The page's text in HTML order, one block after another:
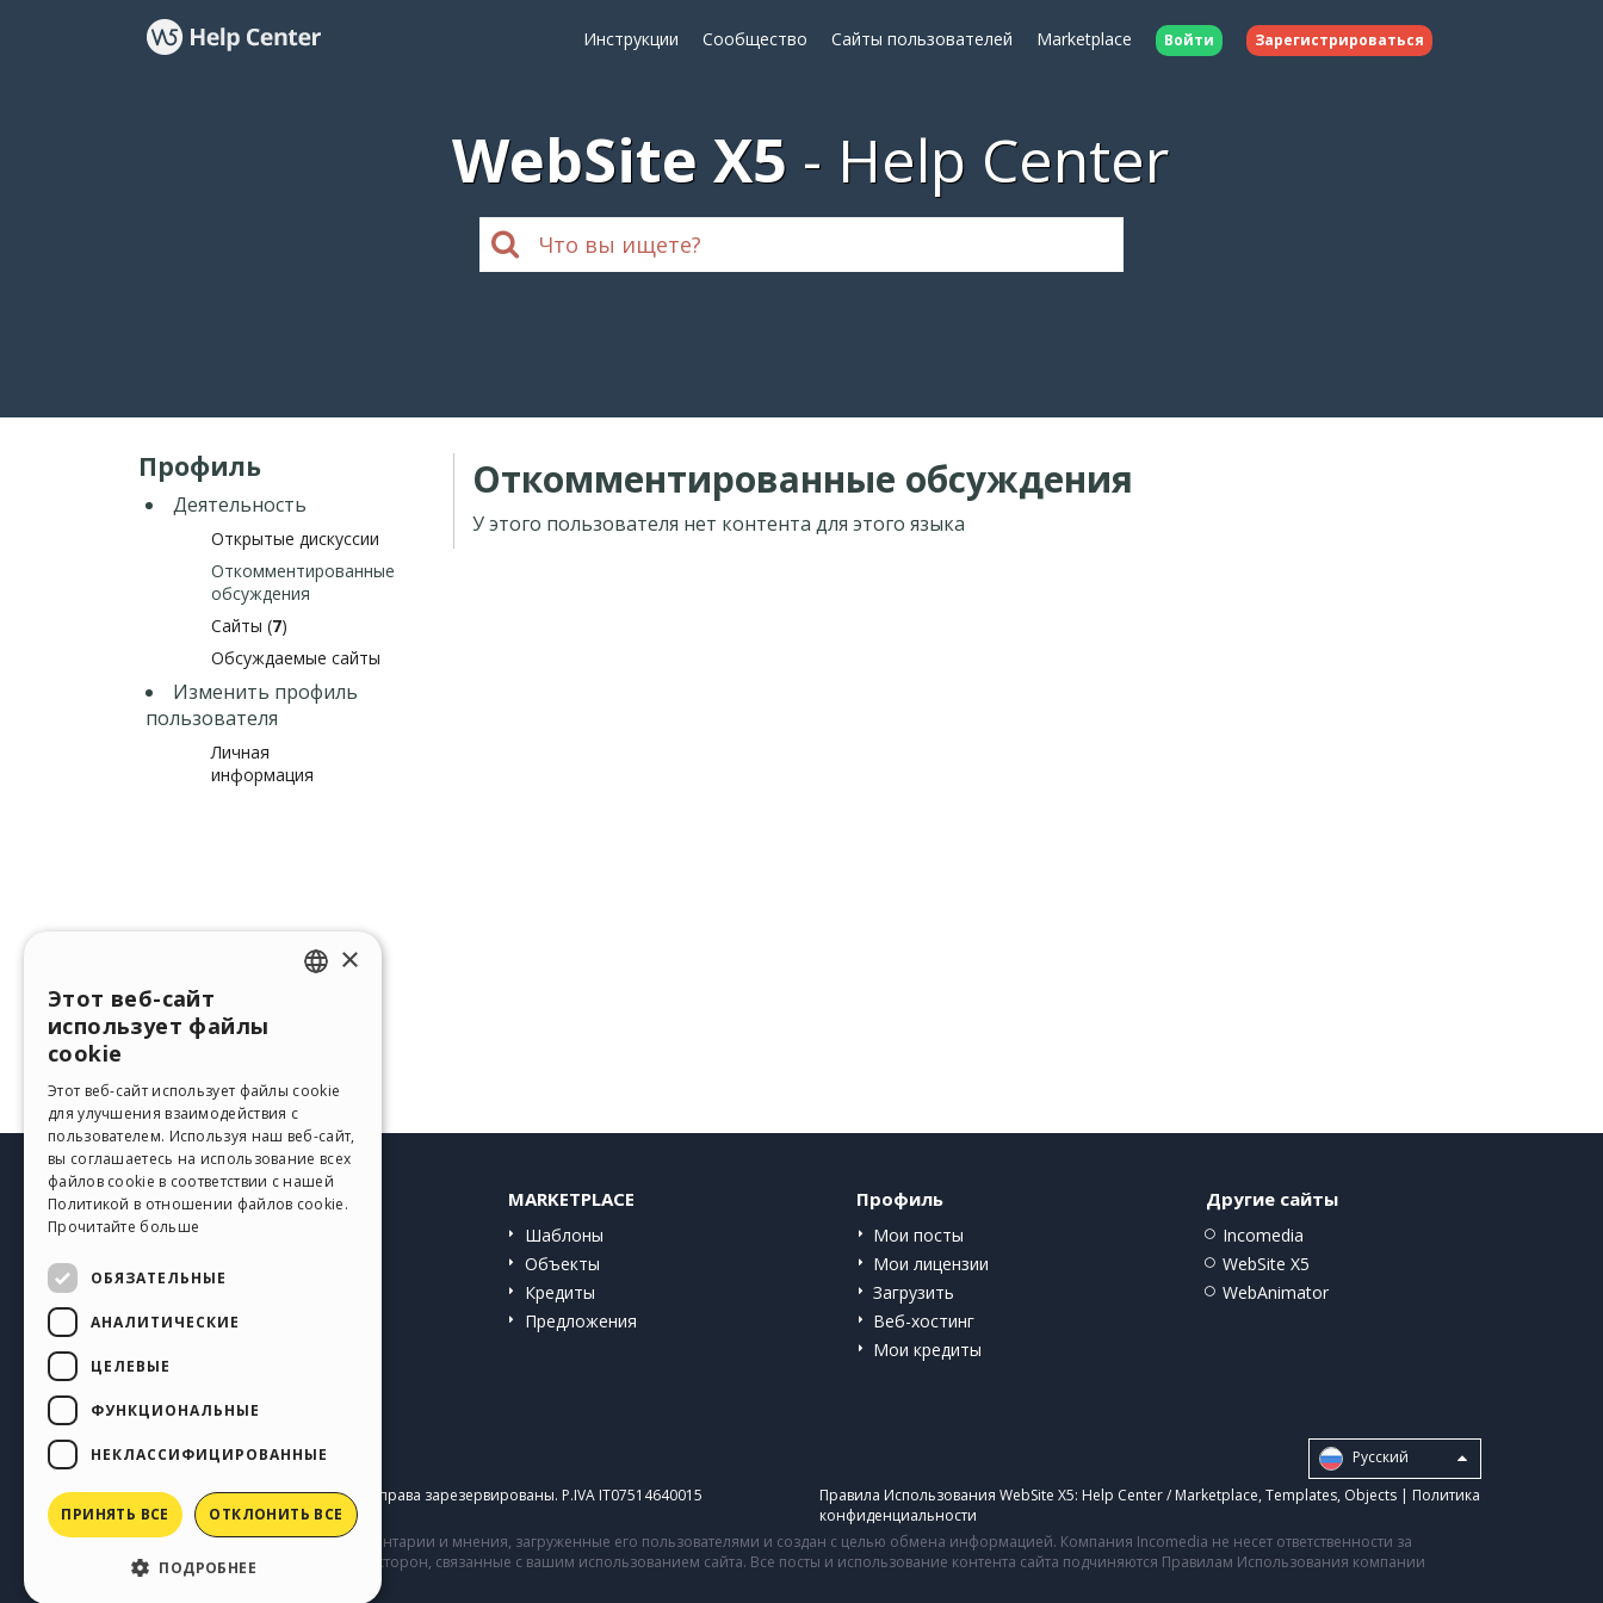
Инструкции Сообщество Сайты пользователей Marketplace Войти Зарегистрироваться
WebSite X5 Help Center
Профиль
Деятельность
Открытые дискуссии
Откомментированные
обсуждения
Сайты (7)
Обсуждаемые сайты
Изменить профиль
пользователя
Личная
информация
Откомментированные обсуждения
У этого пользователя нет контента для этого языка
HELP CENTER
Инструкции
MARKETPLACE
Шаблоны
Объекты
Кредиты
Предложения
Профиль
Мои посты
Мои лицензии
Загрузить
Веб-хостинг
Мои кредиты
Другие сайты
Incomedia
WebSite X5
WebAnimator
Pусский
Copyright © 2026Incomedia s.r.l.Все права зарезервированы. P.IVA IT07514640015 Правила Использования WebSite X5: Help Center / Marketplace, Templates, Objects | Политика
конфиденциальности
Сайт содержит информацию, комментарии и мнения, загруженные его пользователями и создан с целью обмена информацией. Компания Incomedia не несет ответственности за
комментарии и поведение третьих сторон, связанные с вашим использованием сайта. Все посты и использование контента сайта подчиняются Правилам Использования компании
Incomedia.
GERMAN
SPANISH
PORTUGUESE
POLISH
×
Этот веб-сайт
использует файлы
cookie
Этот веб-сайт использует файлы cookie
для улучшения взаимодействия с
пользователем. Используя наш веб-сайт,
вы соглашаетесь на использование всех
файлов cookie в соответствии с нашей
Политикой в ​​отношении файлов cookie.
Прочитайте больше
ОБЯЗАТЕЛЬНЫЕ
АНАЛИТИЧЕСКИЕ
ЦЕЛЕВЫЕ
ФУНКЦИОНАЛЬНЫЕ
НЕКЛАССИФИЦИРОВАННЫЕ
ПРИНЯТЬ ВСЕ ОТКЛОНИТЬ ВСЕ
ПОДРОБНЕЕ